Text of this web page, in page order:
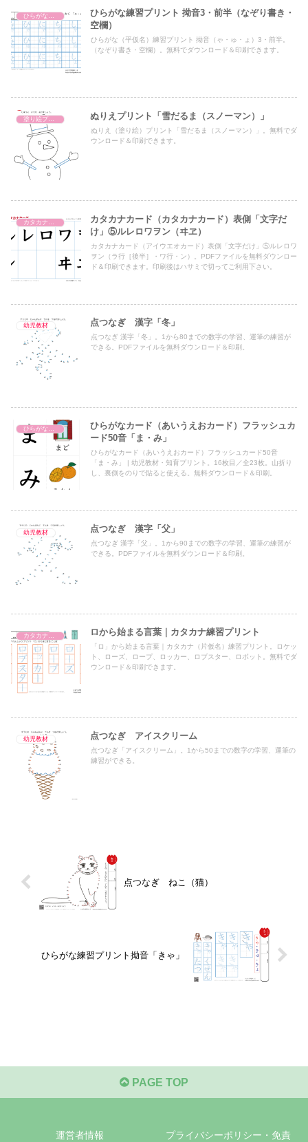
ひらがな練習プリント
ひらがな練習プリント 拗音3・前半（なぞり書き・
空欄）
ひらがな（平仮名）練習プリント 拗音（ゃ・ゅ・ょ）3・前半。
（なぞり書き・空欄）。無料でダウンロード＆印刷できます。
塗り絵プリント ぬりえプリント「雪だるま（スノーマン）」
ぬりえ（塗り絵）プリント「雪だるま（スノーマン）」。無料でダ
ウンロード＆印刷できます。
カタカナカード（アイウエオカード）
カタカナカード（カタカナカード）表側「文字だ
け」⑤ルレロワヲン（ヰヱ）
カタカナカード（アイウエオカード）表側「文字だけ」⑤ルレロワ
ヲン（ラ行［後半］・ワ行・ン）。PDFファイルを無料ダウンロー
ド＆印刷できます。印刷後はハサミで切ってご利用下さい。
幼児教材 点つなぎ 漢字「冬」
点つなぎ 漢字「冬」。1から80までの数字の学習、運筆の練習が
できる。PDFファイルを無料ダウンロード＆印刷。
ひらがなカード（あいうえおカード）
ひらがなカード（あいうえおカード）フラッシュカ
ード50音「ま・み」
ひらがなカード（あいうえおカード）フラッシュカード50音
「ま・み」 | 幼児教材・知育プリント。16枚目／全23枚。山折り
し、裏側をのりで貼ると使える。無料ダウンロード＆印刷。
幼児教材 点つなぎ 漢字「父」
点つなぎ 漢字「父」。1から90までの数字の学習、運筆の練習が
できる。PDFファイルを無料ダウンロード＆印刷。
ロから始まる言葉｜カタカナ練習プリント
「ロ」から始まる言葉｜カタカナ（片仮名）練習プリント。ロケッ
ト、ローズ、ロープ、ロッカー、ロブスター、ロボット。無料でダ
ウンロード＆印刷できます。
幼児教材 点つなぎ アイスクリーム
点つなぎ「アイスクリーム」。1から50までの数字の学習、運筆の
練習ができる。
点つなぎ ねこ（猫）
ひらがな練習プリント拗音「きゃ」
PAGE TOP
運営者情報 プライバシーポリシー・免責